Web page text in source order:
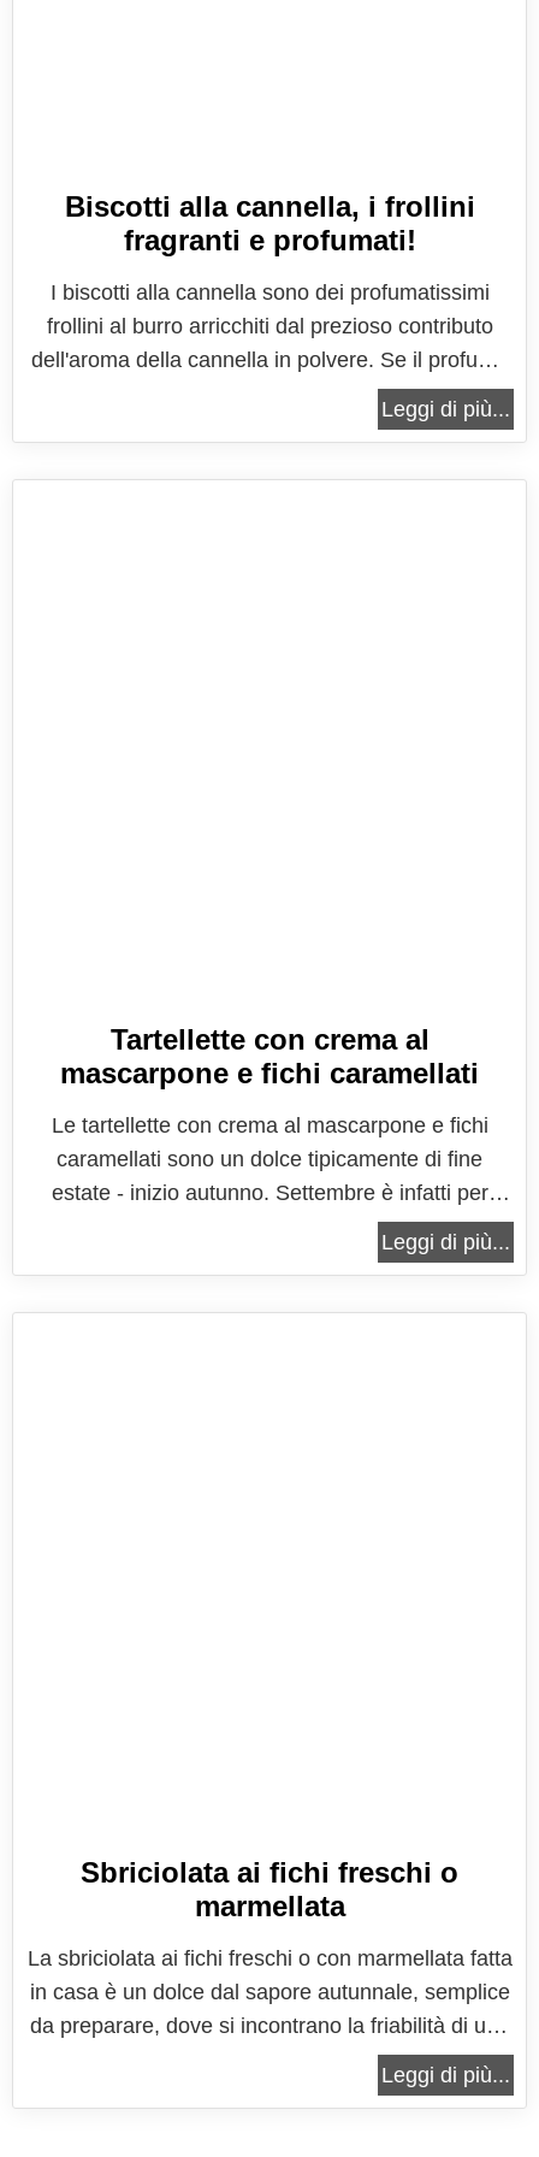
Biscotti alla cannella, i frollini
fragranti e profumati!
I biscotti alla cannella sono dei profumatissimi
frollini al burro arricchiti dal prezioso contributo
dell'aroma della cannella in polvere. Se il profumo
di biscotti invade anche la vostra cucina,
soprattutto nel periodo delle feste, vi assicuro che
Leggi di più...
Tartellette con crema al
mascarpone e fichi caramellati
Le tartellette con crema al mascarpone e fichi
caramellati sono un dolce tipicamente di fine
estate - inizio autunno. Settembre è infatti per
eccellenza il mese dei fichi! Buoni, dolci e molto
versatili, i fichi si prestano perfettamente come
Leggi di più...
Sbriciolata ai fichi freschi o
marmellata
La sbriciolata ai fichi freschi o con marmellata fatta
in casa è un dolce dal sapore autunnale, semplice
da preparare, dove si incontrano la friabilità di una
frolla profumata al limone e la dolcezza dei fichi.
Un dolce settembrino ideale per lasciare l'estate e
Leggi di più...